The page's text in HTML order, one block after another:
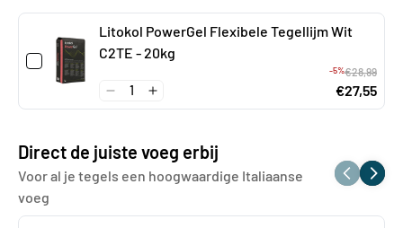
Litokol PowerGel Flexibele Tegellijm Wit
C2TE - 20kg
-5%€28,99
€27,55
Direct de juiste voeg erbij
Voor al je tegels een hoogwaardige Italiaanse
voeg